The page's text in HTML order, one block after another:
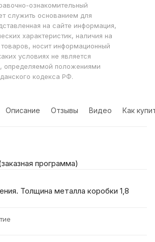
ознакомительный
служить основанием для
на сайте информация,
характеристик, наличия на
носит информационный
условиях не является
определяемой положениями
кодекса РФ.
Описание Отзывы Видео Как
программа)
Толщина металла коробки 1,8